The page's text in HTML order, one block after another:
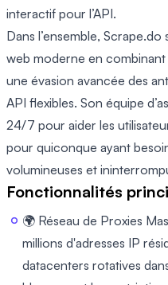
interactif pour l’API.
Dans l’ensemble,
web moderne en
une évasion avancée des
API flexibles. Son équipe
24/7 pour aider les
pour quiconque ayant
volumineuses et
Fonctionnalités
🌍 Réseau de Proxies
millions d'adresses IP
datacenters rotatives